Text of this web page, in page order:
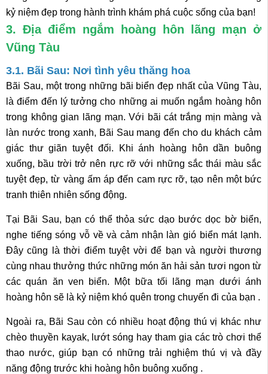
kỷ niệm đẹp trong hành trình khám phá cuộc sống của bạn!
3. Địa điểm ngắm hoàng hôn lãng mạn ở
Vũng Tàu
3.1. Bãi Sau: Nơi tình yêu thăng hoa
Bãi Sau, một trong những bãi biển đẹp nhất của Vũng Tàu,
là điểm đến lý tưởng cho những ai muốn ngắm hoàng hôn
trong không gian lãng mạn. Với bãi cát trắng mịn màng và
làn nước trong xanh, Bãi Sau mang đến cho du khách cảm
giác thư giãn tuyệt đối. Khi ánh hoàng hôn dần buông
xuống, bầu trời trở nên rực rỡ với những sắc thái màu sắc
tuyệt đẹp, từ vàng ấm áp đến cam rực rỡ, tạo nên một bức
tranh thiên nhiên sống động.
Tại Bãi Sau, bạn có thể thỏa sức dạo bước dọc bờ biển,
nghe tiếng sóng vỗ về và cảm nhận làn gió biển mát lạnh.
Đây cũng là thời điểm tuyệt vời để bạn và người thương
cùng nhau thưởng thức những món ăn hải sản tươi ngon từ
các quán ăn ven biển. Một bữa tối lãng mạn dưới ánh
hoàng hôn sẽ là kỷ niệm khó quên trong chuyến đi của bạn .
Ngoài ra, Bãi Sau còn có nhiều hoạt động thú vị khác như
chèo thuyền kayak, lướt sóng hay tham gia các trò chơi thể
thao nước, giúp bạn có những trải nghiệm thú vị và đầy
năng động trước khi hoàng hôn buông xuống .